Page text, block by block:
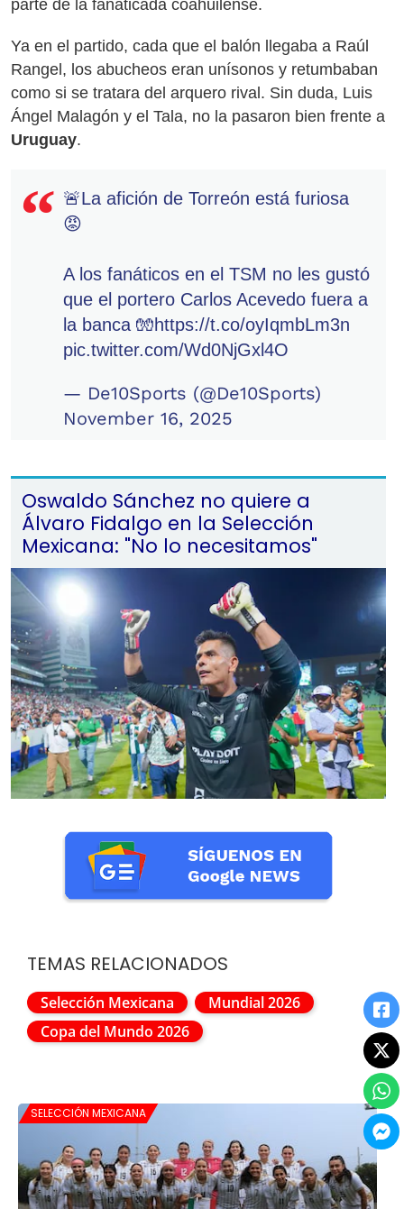
parte de la fanaticada coahuilense.
Ya en el partido, cada que el balón llegaba a Raúl
Rangel, los abucheos eran unísonos y retumbaban
como si se tratara del arquero rival. Sin duda, Luis
Ángel Malagón y el Tala, no la pasaron bien frente a
Uruguay.
🚨La afición de Torreón está furiosa
😡
A los fanáticos en el TSM no les gustó
que el portero Carlos Acevedo fuera a
la banca 🧤https://t.co/oyIqmbLm3n
pic.twitter.com/Wd0NjGxl4O
— De10Sports (@De10Sports)
November 16, 2025
Oswaldo Sánchez no quiere a
Álvaro Fidalgo en la Selección
Mexicana: "No lo necesitamos"
TEMAS RELACIONADOS
Selección Mexicana
Mundial 2026
Copa del Mundo 2026
SELECCIÓN MEXICANA